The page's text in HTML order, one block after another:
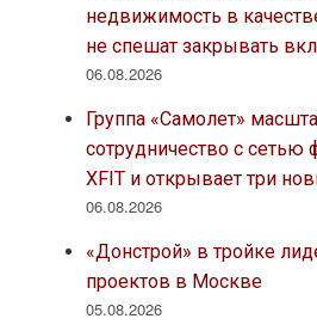
недвижимость в
не спешат закрывать
06.08.2026
Группа «Самолет»
сотрудничество с сетью
XFIT и открывает три
06.08.2026
«Донстрой» в тройке
проектов в Москве
05.08.2026